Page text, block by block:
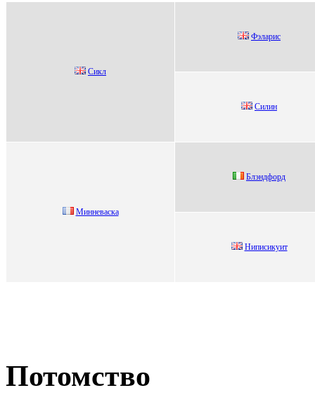
Cикл
Фэлaриc
Cилин
Миннeваcка
Блэндфорд
Ниписикуит
Потомство